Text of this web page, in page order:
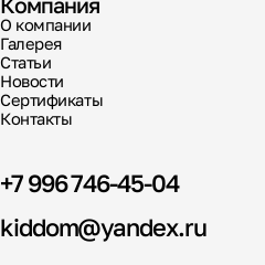
+7 996 746-45-04
kiddom@yandex.ru
О компании
Галерея
Статьи
Новости
Сертификаты
Контакты